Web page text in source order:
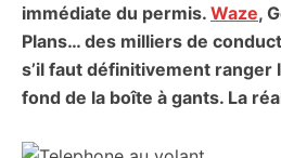
immédiate du permis. Waze,
Plans… des milliers de
s’il faut définitivement ranger
fond de la boîte à gants. La